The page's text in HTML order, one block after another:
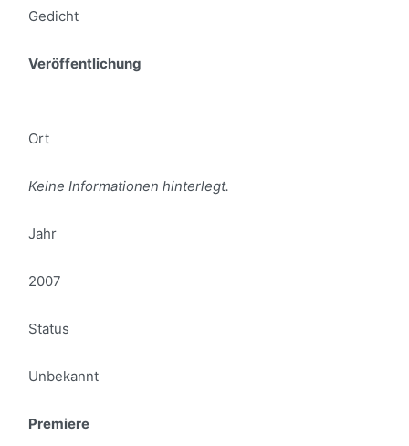
Gedicht
Veröffentlichung
Ort
Keine Informationen hinterlegt.
Jahr
2007
Status
Unbekannt
Premiere